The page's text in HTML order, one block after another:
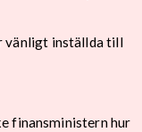
vänligt inställda till
finansministern hur